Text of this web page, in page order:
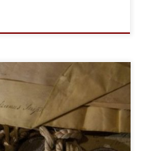
якая
цэнтральных
і паноў-рад.
ўліку дзяржаўнай